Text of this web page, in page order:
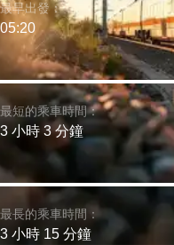
最短的乘車時間：
3 小時 3 分鐘
最早出發：
05:20
最長的乘車時間：
3 小時 15 分鐘